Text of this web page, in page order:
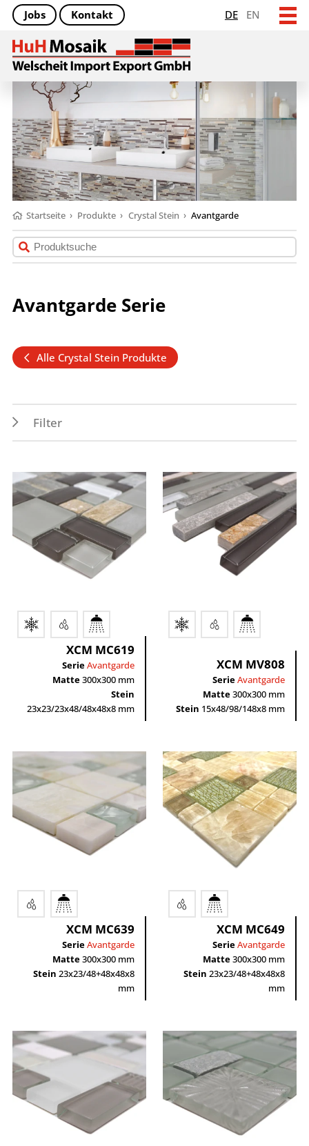
DE EN
Jobs Kontakt
Startseite › Produkte › Crystal Stein › Avantgarde
Avantgarde Serie
Alle Crystal Stein Produkte
Filter
Abrieb 4
Frostbeständig
Nassbereich
Spritzwasserbereich
Außen
Boden
Innen
Wand
Formen
Multiverbund
XCM MC619
SerieAvantgarde
Matte300x300 mm
Stein
23x23/23x48/48x48x8 mm
XCM MV808
SerieAvantgarde
Matte300x300 mm
Stein 15x48/98/148x8 mm
XCM MC639
SerieAvantgarde
Matte300x300 mm
Stein 23x23/48+48x48x8
mm
XCM MC649
SerieAvantgarde
Matte300x300 mm
Stein 23x23/48+48x48x8
mm